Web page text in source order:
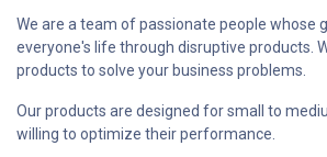
We are a team of passionate people whose
everyone's life through disruptive products.
products to solve your business problems.
Our products are designed for small to
willing to optimize their performance.